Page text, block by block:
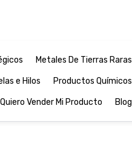
Metales De Tierras Raras
e Hilos Productos Químicos
Quiero Vender Mi Producto Blog